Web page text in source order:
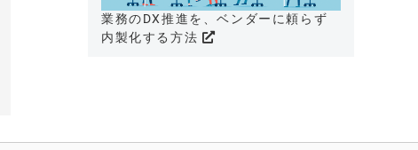
業務のDX推進を、ベンダーに頼らず
内製化する方法